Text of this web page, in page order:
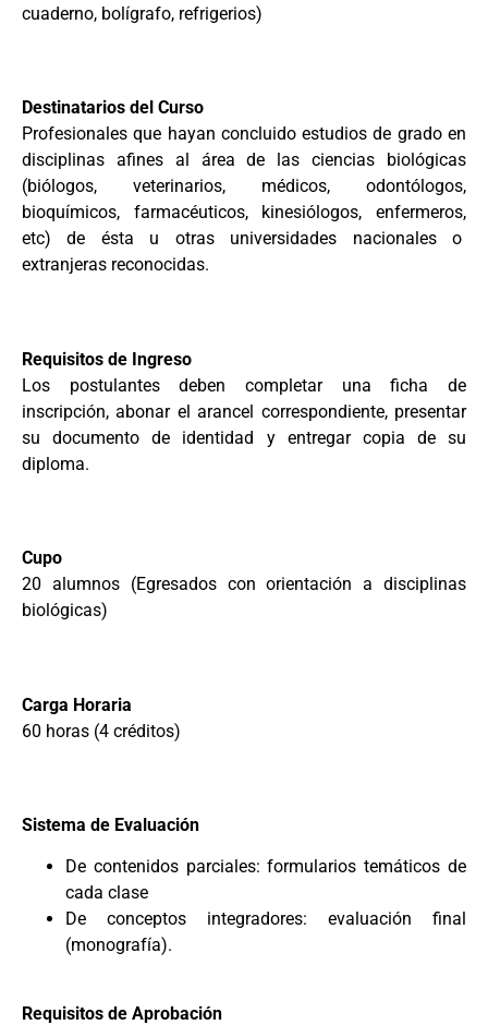
cuaderno, bolígrafo, refrigerios)
Destinatarios del Curso
Profesionales que hayan concluido estudios de grado en
disciplinas afines al área de las ciencias biológicas
(biólogos, veterinarios, médicos, odontólogos,
bioquímicos, farmacéuticos, kinesiólogos, enfermeros,
etc) de ésta u otras universidades nacionales o
extranjeras reconocidas.
Requisitos de Ingreso
Los postulantes deben completar una ficha de
inscripción, abonar el arancel correspondiente, presentar
su documento de identidad y entregar copia de su
diploma.
Cupo
20 alumnos (Egresados con orientación a disciplinas
biológicas)
Carga Horaria
60 horas (4 créditos)
Sistema de Evaluación
De contenidos parciales: formularios temáticos de
cada clase
De conceptos integradores: evaluación final
(monografía).
Requisitos de Aprobación